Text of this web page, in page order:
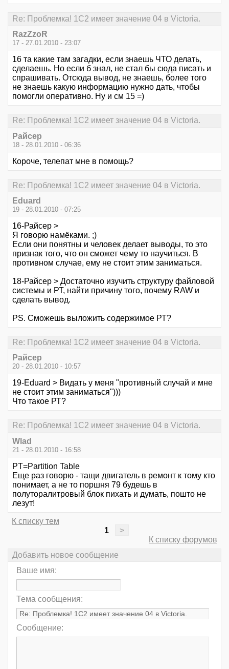
Re: Проблемка! 1С2 имеет значение 04 в Victoria.
RazZzoR
17 - 27.01.2010 - 23:07
16 та какие там загадки, если знаешь ЧТО делать,
сделаешь. Но если б знал, не стал бы сюда писать и
спрашивать. Отсюда вывод, не знаешь, более того
не знаешь какую информацию нужно дать, чтобы
помогли оперативно. Ну и см 15 =)
Re: Проблемка! 1С2 имеет значение 04 в Victoria.
Райсер
18 - 28.01.2010 - 06:36
Короче, телепат мне в помощь?
Re: Проблемка! 1С2 имеет значение 04 в Victoria.
Eduard
19 - 28.01.2010 - 07:25
16-Райсер >
Я говорю намёками. ;)
Если они понятны и человек делает выводы, то это
признак того, что он сможет чему то научиться. В
противном случае, ему не стоит этим заниматься.
18-Райсер > Достаточно изучить структуру файловой
системы и РТ, найти причину того, почему RAW и
сделать вывод.
PS. Сможешь выложить содержимое РТ?
Re: Проблемка! 1С2 имеет значение 04 в Victoria.
Райсер
20 - 28.01.2010 - 10:57
19-Eduard > Видать у меня "противный случай и мне
не стоит этим заниматься")))
Что такое РТ?
Re: Проблемка! 1С2 имеет значение 04 в Victoria.
Wlad
21 - 28.01.2010 - 16:58
PT=Partition Table
Еще раз говорю - тащи двигатель в ремонт к тому кто
понимает, а не то поршня 79 будешь в
полуторалитровый блок пихать и думать, пошто не
лезут!
К списку тем
1
>
К списку форумов
Добавить новое сообщение
Ваше имя:
Тема сообщения:
Сообщение: